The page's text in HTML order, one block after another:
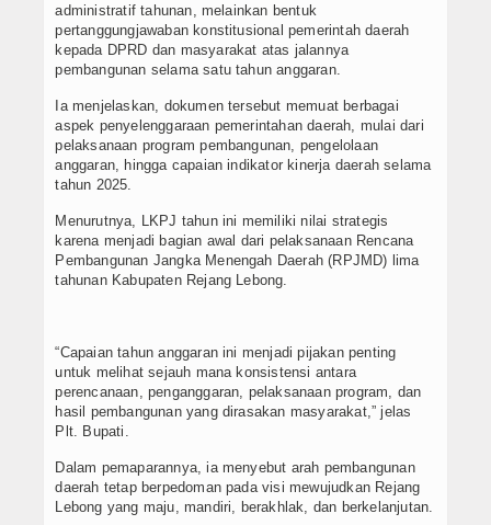
administratif tahunan, melainkan bentuk
pertanggungjawaban konstitusional pemerintah daerah
kepada DPRD dan masyarakat atas jalannya
pembangunan selama satu tahun anggaran.
Ia menjelaskan, dokumen tersebut memuat berbagai
aspek penyelenggaraan pemerintahan daerah, mulai dari
pelaksanaan program pembangunan, pengelolaan
anggaran, hingga capaian indikator kinerja daerah selama
tahun 2025.
Menurutnya, LKPJ tahun ini memiliki nilai strategis
karena menjadi bagian awal dari pelaksanaan Rencana
Pembangunan Jangka Menengah Daerah (RPJMD) lima
tahunan Kabupaten Rejang Lebong.
“Capaian tahun anggaran ini menjadi pijakan penting
untuk melihat sejauh mana konsistensi antara
perencanaan, penganggaran, pelaksanaan program, dan
hasil pembangunan yang dirasakan masyarakat,” jelas
Plt. Bupati.
Dalam pemaparannya, ia menyebut arah pembangunan
daerah tetap berpedoman pada visi mewujudkan Rejang
Lebong yang maju, mandiri, berakhlak, dan berkelanjutan.